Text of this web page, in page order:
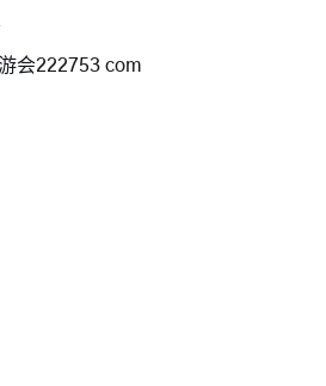
会222753 com